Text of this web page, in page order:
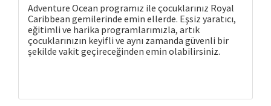
Adventure Ocean programız ile çocuklarınız Royal
Caribbean gemilerinde emin ellerde. Eşsiz yaratıcı,
eğitimli ve harika programlarımızla, artık
çocuklarınızın keyifli ve aynı zamanda güvenli bir
şekilde vakit geçireceğinden emin olabilirsiniz.